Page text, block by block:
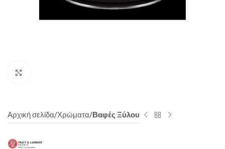
Αρχική σελίδα Χρώματα Βαφές Ξύλου